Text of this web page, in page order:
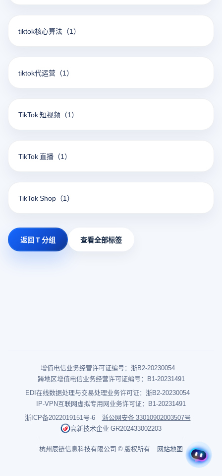
tiktok核心算法 （1）
tiktok代运营 （1）
TikTok 短视频 （1）
TikTok 直播 （1）
TikTok Shop （1）
返回 T 分组 查看全部标签
增值电信业务经营许可证编号：浙B2-20230054
跨地区增值电信业务经营许可证编号：B1-20231491
EDI在线数据处理与交易处理业务许可证：浙B2-20230054
IP-VPN互联网虚拟专用网业务许可证：B1-20231491
浙ICP备2022019151号-6
浙公网安备 33010902003507号
高新技术企业 GR202433002203
杭州辰链信息科技有限公司 © 版权所有 网站地图